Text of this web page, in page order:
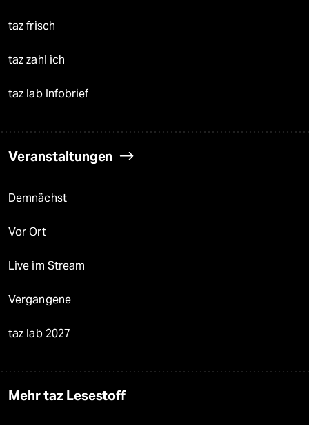
taz frisch
taz zahl ich
taz lab Infobrief
Veranstaltungen
Demnächst
Vor Ort
Live im Stream
Vergangene
taz lab 2027
Mehr taz Lesestoff